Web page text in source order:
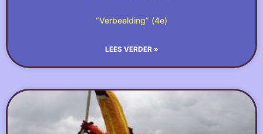
“Verbeelding” (4e)
LEES VERDER »